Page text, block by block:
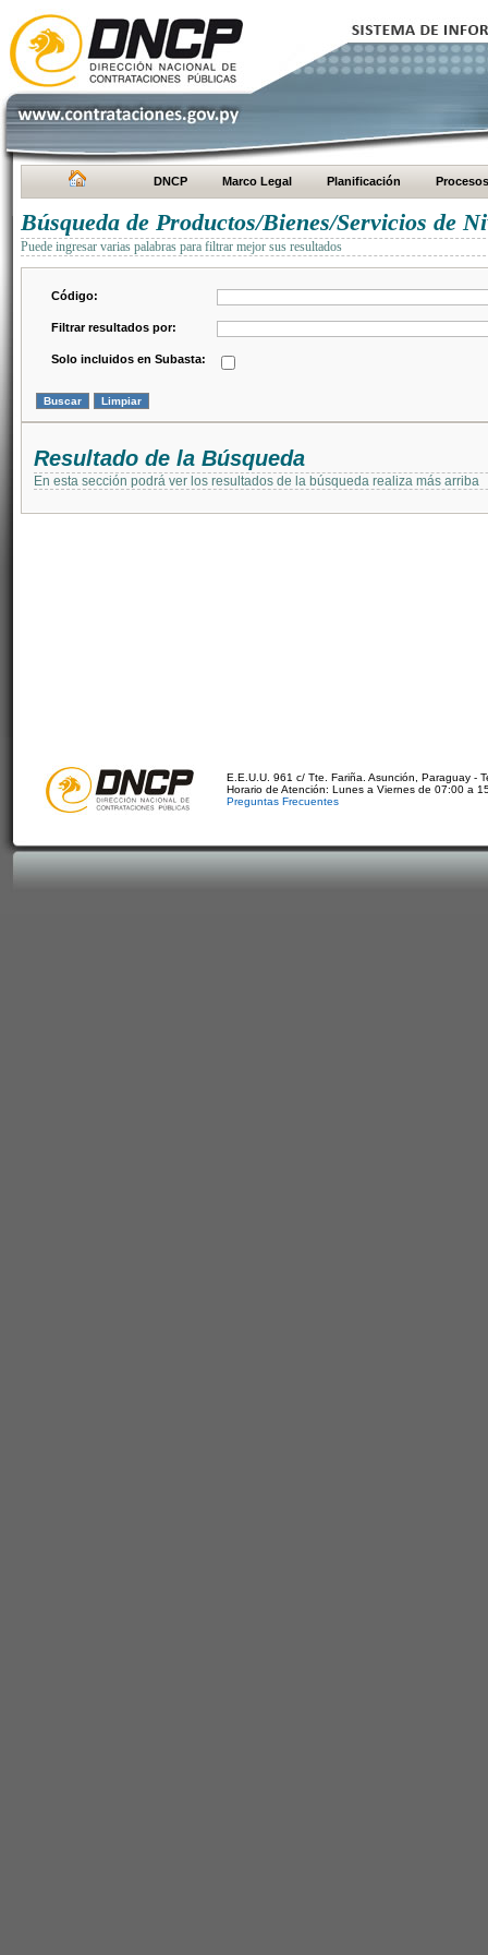
DNCP Marco Legal Planificación Procesos
Búsqueda de Productos/Bienes/Servicios de
Puede ingresar varias palabras para filtrar mejor sus resultados
Código:
Filtrar resultados por:
Solo incluidos en Subasta:
Resultado de la Búsqueda
En esta sección podrá ver los resultados de la búsqueda realiza más arriba
E.E.U.U. 961 c/ Tte. Fariña. Asunción, Paraguay -
Horario de Atención: Lunes a Viernes de 07:00 a
Preguntas Frecuentes